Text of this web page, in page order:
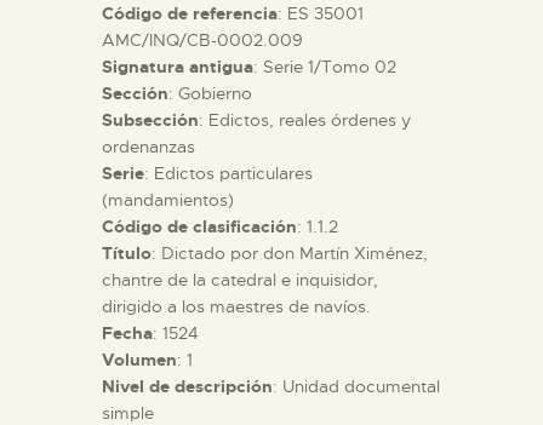
ESPAÑOL
PREPARAR LA VISITA
ACTIVIDADES
█
EL MUSEO
COLECCIONES
Código de referencia: ES 35001
AMC/INQ/CB-0002.009
Signatura antigua: Serie 1/Tomo 02
Sección: Gobierno
Subsección: Edictos, reales órdenes y
ordenanzas
Serie: Edictos particulares
(mandamientos)
Código de clasificación: 1.1.2
Título: Dictado por don Martín Ximénez,
chantre de la catedral e inquisidor,
dirigido a los maestres de navíos.
Fecha: 1524
Volumen: 1
Nivel de descripción: Unidad documental
simple